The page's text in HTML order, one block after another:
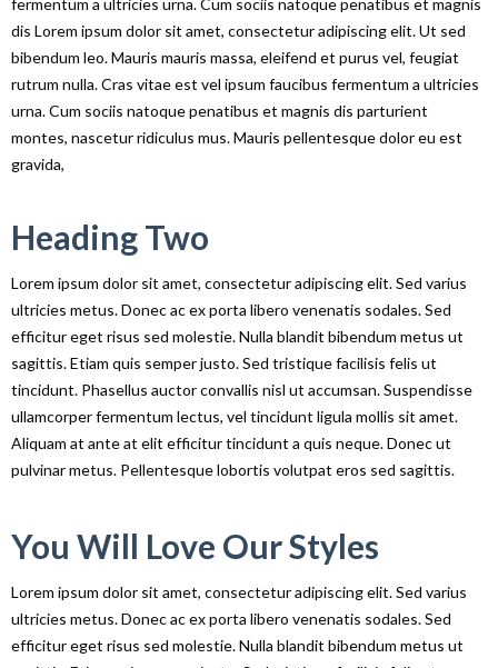
fermentum a ultricies urna. Cum sociis natoque penatibus et magnis
dis Lorem ipsum dolor sit amet, consectetur adipiscing elit. Ut sed
bibendum leo. Mauris mauris massa, eleifend et purus vel, feugiat
rutrum nulla. Cras vitae est vel ipsum faucibus fermentum a ultricies
urna. Cum sociis natoque penatibus et magnis dis parturient
montes, nascetur ridiculus mus. Mauris pellentesque dolor eu est
gravida,
Heading Two
Lorem ipsum dolor sit amet, consectetur adipiscing elit. Sed varius
ultricies metus. Donec ac ex porta libero venenatis sodales. Sed
efficitur eget risus sed molestie. Nulla blandit bibendum metus ut
sagittis. Etiam quis semper justo. Sed tristique facilisis felis ut
tincidunt. Phasellus auctor convallis nisl ut accumsan. Suspendisse
ullamcorper fermentum lectus, vel tincidunt ligula mollis sit amet.
Aliquam at ante at elit efficitur tincidunt a quis neque. Donec ut
pulvinar metus. Pellentesque lobortis volutpat eros sed sagittis.
You Will Love Our Styles
Lorem ipsum dolor sit amet, consectetur adipiscing elit. Sed varius
ultricies metus. Donec ac ex porta libero venenatis sodales. Sed
efficitur eget risus sed molestie. Nulla blandit bibendum metus ut